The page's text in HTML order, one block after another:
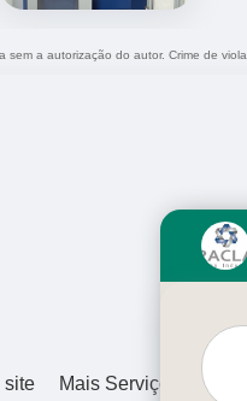
a autorização do autor. Crime de
site Mais Serviços